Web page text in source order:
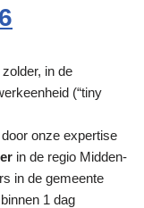
in de
(“tiny
door onze expertise
in de regio Midden-
in de gemeente
1 dag